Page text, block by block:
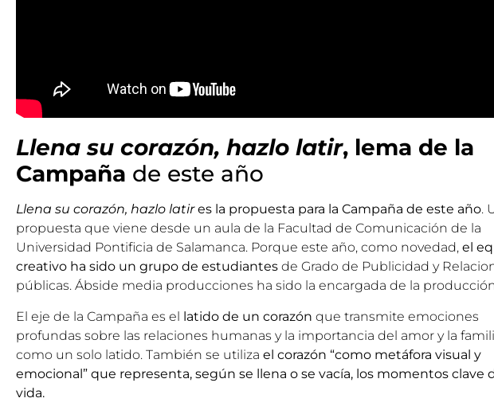
Llena su corazón, hazlo latir, lema de la
Campaña de este año
Llena su corazón, hazlo latires la propuesta para la Campaña de este año.
propuesta que viene desde un aula de la Facultad de Comunicación de la
Universidad Pontificia de Salamanca. Porque este año, como novedad, el
creativo ha sido un grupo de estudiantes de Grado de Publicidad y
públicas. Ábside media producciones ha sido la encargada de la
El eje de la Campaña es el latido de un corazón que transmite emociones
profundas sobre las relaciones humanas y la importancia del amor y la
como un solo latido. También se utiliza el corazón “como metáfora visual y
emocional” que representa, según se llena o se vacía, los momentos clave
vida.